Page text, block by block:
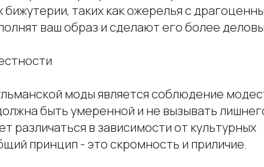
таких как ожерелья с
ваш образ и сделают его более
моды является соблюдение
быть умеренной и не вызывать
различаться в зависимости от культурных
принцип - это скромность и приличие.